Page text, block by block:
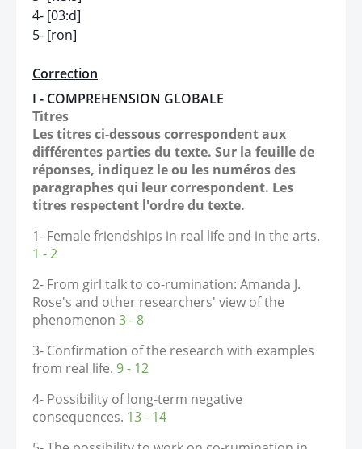
4- [03:d]
5- [ron]
Correction
I - COMPREHENSION GLOBALE
Titres
Les titres ci-dessous correspondent aux
différentes parties du texte. Sur la feuille de
réponses, indiquez le ou les numéros des
paragraphes qui leur correspondent. Les
titres respectent l'ordre du texte.
1- Female friendships in real life and in the arts.
1 - 2
2- From girl talk to co-rumination: Amanda J.
Rose's and other researchers' view of the
phenomenon 3 - 8
3- Confirmation of the research with examples
from real life. 9 - 12
4- Possibility of long-term negative
consequences. 13 - 14